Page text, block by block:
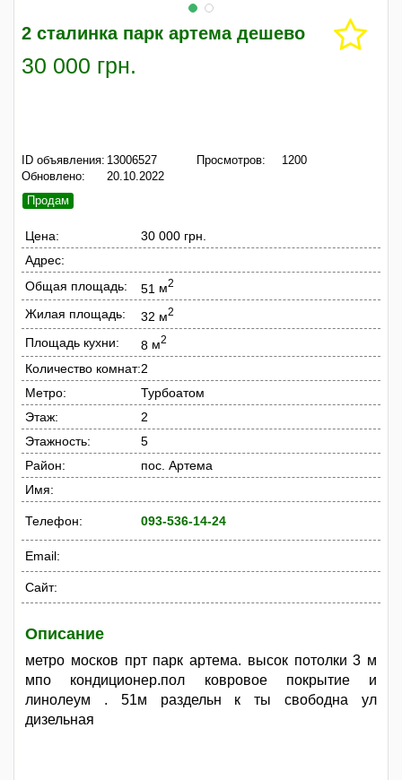
2 сталинка парк артема дешево
30 000 грн.
ID объявления: 13006527
Обновлено:
20.10.2022
Просмотров: 1200
Продам
Цена:
30 000 грн.
Адрес:
Общая площадь:
51 м2
Жилая площадь: 32 м2
Площадь кухни: 8 м2
Количество комнат:2
Метро:
Турбоатом
Этаж:
2
Этажность:
5
Район:
пос. Артема
Имя:
Телефон: 093-536-14-24
Email:
Сайт:
Описание
метро москов прт парк артема. высок потолки 3 м
мпо кондиционер.пол ковровое покрытие и
линолеум . 51м раздельн к ты свободна ул
дизельная